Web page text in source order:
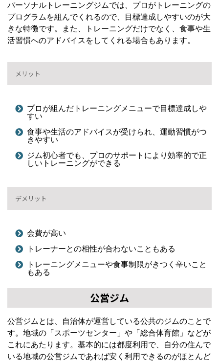
パーソナルトレーニングジムでは、プロがトレーニングの
プログラムを組んでくれるので、目標達成しやすいのが大
きな特徴です。また、トレーニングだけでなく、食事や生
活習慣へのアドバイスをしてくれる場合もあります。
メリット
プロが組んだトレーニングメニューで目標達成しや
すい
食事や生活のアドバイスが受けられ、運動習慣がつ
きやすい
ジム初心者でも、プロのサポートにより効率的で正
しいトレーニングができる
デメリット
会費が高い
トレーナーとの相性が合わないこともある
トレーニングメニューや食事制限がきつく辛いこと
もある
公営ジム
公営ジムとは、自治体が運営している公共のジムのことで
す。地域の「スポーツセンター」や「総合体育館」などが
これにあたります。基本的には都度利用で、自分の住んで
いる地域の公営ジムであれば安く利用できるのがほとんど